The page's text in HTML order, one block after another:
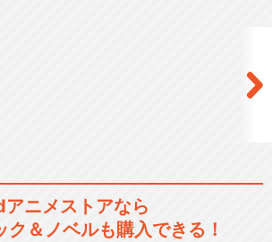
アニメストアなら
ク＆ノベルも購入できる！